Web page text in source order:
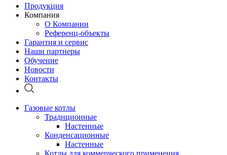
Продукция
Компания
О Компании
Референц-объекты
Гарантия и сервис
Наши партнеры
Обучение
Новости
Контакты
Газовые котлы
Традиционные
Настенные
Конденсационные
Настенные
Котлы для коммерческого применения